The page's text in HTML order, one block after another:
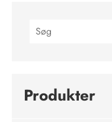
Produkter